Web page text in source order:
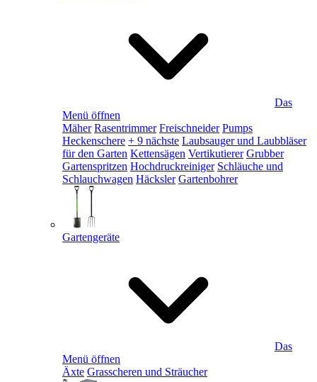
Das
Menü öffnen
Mäher Rasentrimmer Freischneider Pumps
Heckenschere + 9 nächste Laubsauger und Laubbläser
für den Garten Kettensägen Vertikutierer Grubber
Gartenspritzen Hochdruckreiniger Schläuche und
Schlauchwagen Häcksler Gartenbohrer
Gartengeräte
Das
Menü öffnen
Äxte Grasscheren und Sträucher